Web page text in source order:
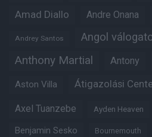
Amad Diallo Andre Onana
Andrey Santos Angol
Anthony Martial Antony
Aston Villa Átigazolási
Axel Tuanzebe Ayden Heaven
Benjamin Sesko Bournemouth